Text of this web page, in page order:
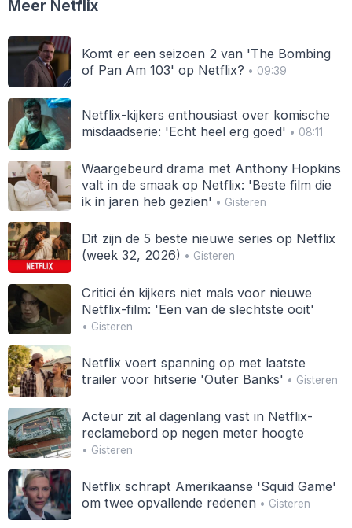
Meer Netflix
Komt er een seizoen 2 van 'The Bombing
of Pan Am 103' op Netflix? • 09:39
Netflix-kijkers enthousiast over komische
misdaadserie: 'Echt heel erg goed' • 08:11
Waargebeurd drama met Anthony Hopkins
valt in de smaak op Netflix: 'Beste film die
ik in jaren heb gezien' • Gisteren
Dit zijn de 5 beste nieuwe series op Netflix
(week 32, 2026) • Gisteren
Critici én kijkers niet mals voor nieuwe
Netflix-film: 'Een van de slechtste ooit'
• Gisteren
Netflix voert spanning op met laatste
trailer voor hitserie 'Outer Banks' • Gisteren
Acteur zit al dagenlang vast in Netflix-
reclamebord op negen meter hoogte
• Gisteren
Netflix schrapt Amerikaanse 'Squid Game'
om twee opvallende redenen• Gisteren